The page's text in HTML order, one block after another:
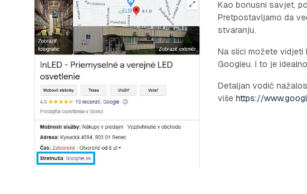
Kao bonusni savjet,
Pretpostavljamo da
stvaranju.
Na slici možete vidjeti
Googleu. I to je
Detaljan vodič
više https://